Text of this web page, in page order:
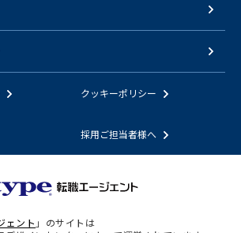
クッキーポリシー
採用ご担当者様へ
ェント 」のサイトは